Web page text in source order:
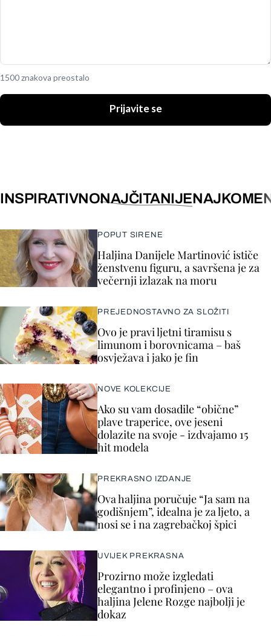
1500 znakova preostalo
Prijavite se
INSPIRATIVNONAJČITANIJE
POPUT SIRENE
Haljina Danijele Martinović ističe
ženstvenu figuru, a savršena je za
večernji izlazak na moru
PREJEDNOSTAVNO ZA SLOŽITI
Ovo je pravi ljetni tiramisu s
limunom i borovnicama – baš
osvježava i jako je fin
NOVE KOLEKCIJE
Ako su vam dosadile “obične”
plave traperice, ove jeseni
dolazite na svoje - izdvajamo 15
hit modela
PREKRASNO IZDANJE
Ova haljina poručuje “Ja sam na
godišnjem”, idealna je za ljeto, a
nosi se i na zagrebačkoj špici
UVIJEK PREKRASNA
Prozirno može izgledati
elegantno i profinjeno – ova
haljina Jelene Rozge najbolji je
dokaz